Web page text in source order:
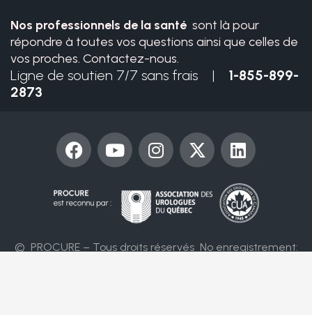
Nos professionnels de la santé sont là pour
répondre à toutes vos questions ainsi que celles de
vos proches. Contactez-nous.
Ligne de soutien 7/7 sans frais | 1-855-899-
2873
© PROCURE – Tous droits réservés No enregistrement:
F
a
e
b
o
Y
o
u
e
I
n
t
a
r
X
-
w
t
L
i
k
e
d
i